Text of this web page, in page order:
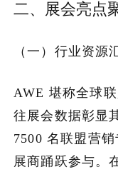
二、展会亮点
（一）行业资源
AWE 堪称全球
往展会数据彰显
7500 名联盟营
展商踊跃参与。